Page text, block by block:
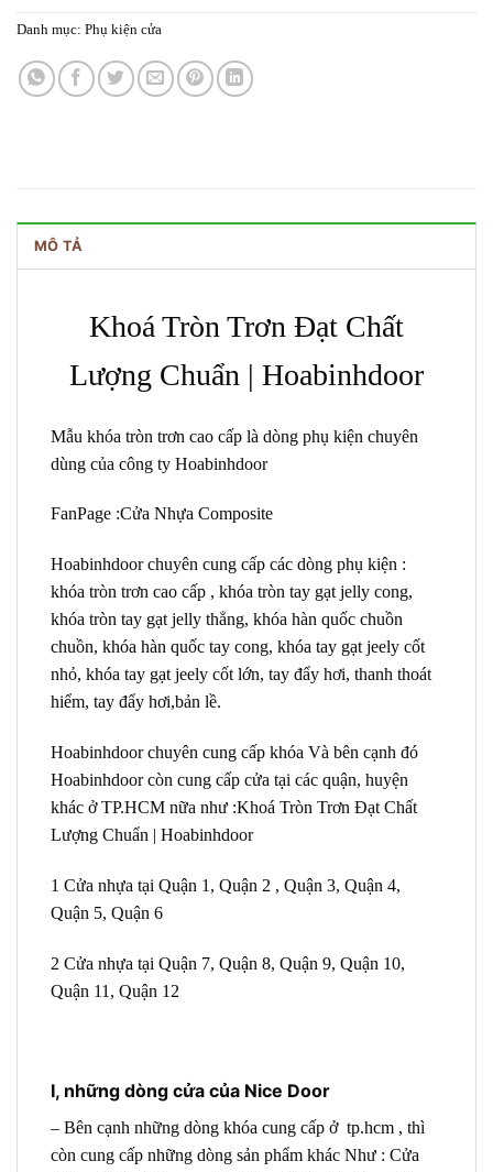
Danh mục: Phụ kiện cửa
MÔ TẢ
Khoá Tròn Trơn Đạt Chất
Lượng Chuẩn | Hoabinhdoor
Mẫu khóa tròn trơn cao cấp là dòng phụ kiện chuyên
dùng của công ty Hoabinhdoor
FanPage :Cửa Nhựa Composite
Hoabinhdoor chuyên cung cấp các dòng phụ kiện :
khóa tròn trơn cao cấp , khóa tròn tay gạt jelly cong,
khóa tròn tay gạt jelly thẳng, khóa hàn quốc chuồn
chuồn, khóa hàn quốc tay cong, khóa tay gạt jeely cốt
nhỏ, khóa tay gạt jeely cốt lớn, tay đẩy hơi, thanh thoát
hiểm, tay đẩy hơi,bản lề.
Hoabinhdoor chuyên cung cấp khóa Và bên cạnh đó
Hoabinhdoor còn cung cấp cửa tại các quận, huyện
khác ở TP.HCM nữa như :Khoá Tròn Trơn Đạt Chất
Lượng Chuẩn | Hoabinhdoor
1 Cửa nhựa tại Quận 1, Quận 2 , Quận 3, Quận 4,
Quận 5, Quận 6
2 Cửa nhựa tại Quận 7, Quận 8, Quận 9, Quận 10,
Quận 11, Quận 12
I, những dòng cửa của Nice Door
– Bên cạnh những dòng khóa cung cấp ở tp.hcm , thì
còn cung cấp những dòng sản phẩm khác Như : Cửa